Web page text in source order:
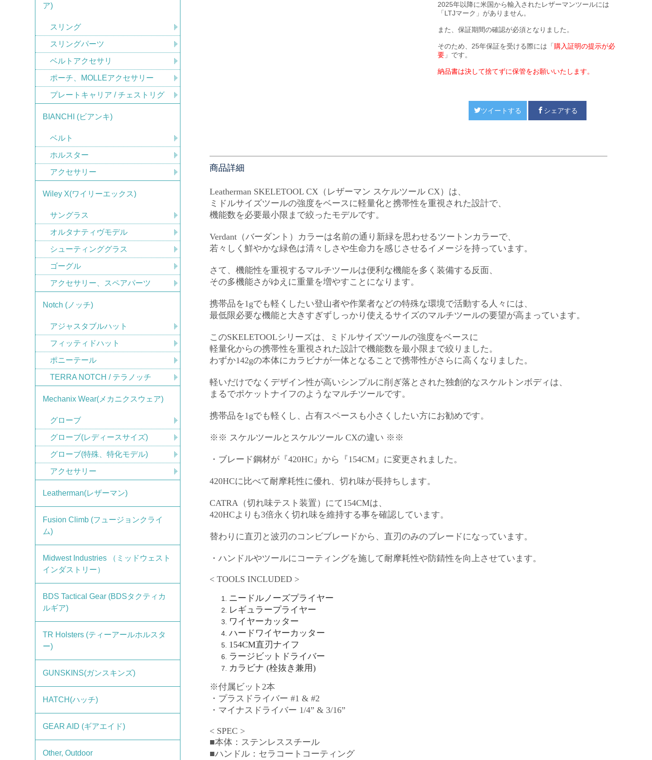
2025年以降に米国から輸入されたレザーマンツールには
「LTJマーク」がありません。
また、保証期間の確認が必須となりました。
そのため、25年保証を受ける際には「 購入証明の提示が必
要 」です。
納品書は決して捨てずに保管をお願いいたします。
ツイートする シェアする
商品詳細
Leatherman SKELETOOL CX（レザーマン スケルツール CX）は、
ミドルサイズツールの強度をベースに軽量化と携帯性を重視された設計で、
機能数を必要最小限まで絞ったモデルです。
Verdant（バーダント）カラーは名前の通り新緑を思わせるツートンカラーで、
若々しく鮮やかな緑色は清々しさや生命力を感じさせるイメージを持っています。
さて、機能性を重視するマルチツールは便利な機能を多く装備する反面、
その多機能さがゆえに重量を増やすことになります。
携帯品を1gでも軽くしたい登山者や作業者などの特殊な環境で活動する人々には、
最低限必要な機能と大きすぎずしっかり使えるサイズのマルチツールの要望が高まっています。
このSKELETOOLシリーズは、ミドルサイズツールの強度をベースに
軽量化からの携帯性を重視された設計で機能数を最小限まで絞りました。
わずか142gの本体にカラビナが一体となることで携帯性がさらに高くなりました。
軽いだけでなくデザイン性が高いシンプルに削ぎ落とされた独創的なスケルトンボディは、
まるでポケットナイフのようなマルチツールです。
携帯品を1gでも軽くし、占有スペースも小さくしたい方にお勧めです。
※※ スケルツールとスケルツール CXの違い ※※
・ブレード鋼材が『420HC』から『154CM』に変更されました。
420HCに比べて耐摩耗性に優れ、切れ味が長持ちします。
CATRA（切れ味テスト装置）にて154CMは、
420HCよりも3倍永く切れ味を維持する事を確認しています。
替わりに直刃と波刃のコンビブレードから、直刃のみのブレードになっています。
・ハンドルやツールにコーティングを施して耐摩耗性や防錆性を向上させています。
< TOOLS INCLUDED >
ニードルノーズプライヤー
レギュラープライヤー
ワイヤーカッター
ハードワイヤーカッター
154CM直刃ナイフ
ラージビットドライバー
カラビナ (栓抜き兼用)
※付属ビット2本
・プラスドライバー #1 & #2
・マイナスドライバー 1/4” & 3/16”
< SPEC >
■本体：ステンレススチール
■ハンドル：セラコートコーティング
ア)
スリング
スリングパーツ
ベルトアクセサリ
ポーチ、MOLLEアクセサリー
プレートキャリア / チェストリグ
BIANCHI (ビアンキ)
ベルト
ホルスター
アクセサリー
Wiley X(ワイリーエックス)
サングラス
オルタナティヴモデル
シューティンググラス
ゴーグル
アクセサリー、スペアパーツ
Notch (ノッチ)
アジャスタブルハット
フィッティドハット
ポニーテール
TERRA NOTCH / テラノッチ
Mechanix Wear(メカニクスウェア)
グローブ
グローブ(レディースサイズ)
グローブ(特殊、特化モデル)
アクセサリー
Leatherman(レザーマン)
Fusion Climb (フュージョンクライ
ム)
Midwest Industries （ミッドウェスト
インダストリー）
BDS Tactical Gear (BDSタクティカ
ルギア)
TR Holsters (ティーアールホルスタ
ー)
GUNSKINS(ガンスキンズ)
HATCH(ハッチ)
GEAR AID (ギアエイド)
Other, Outdoor